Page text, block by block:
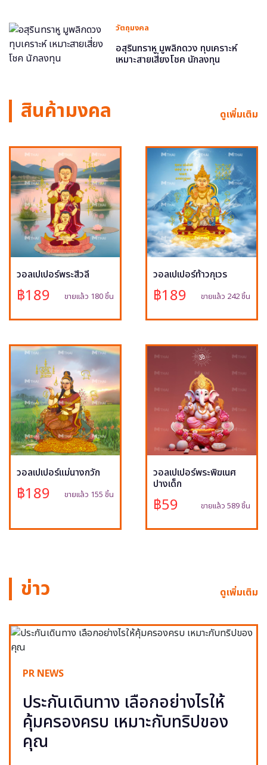
วัตถุมงคล
อสุรินทราหู มูพลิกดวง ทุบเคราะห์
เหมาะสายเสี่ยงโชค นักลงทุน
สินค้ามงคล ดูเพิ่มเติม
วอลเปเปอร์พระสีวลี
฿189 ขายแล้ว 180 ชิ้น
วอลเปเปอร์ท้าวกุเวร
฿189 ขายแล้ว 242 ชิ้น
วอลเปเปอร์แม่นางกวัก
฿189 ขายแล้ว 155 ชิ้น
วอลเปเปอร์พระพิฆเนศ
ปางเด็ก
฿59 ขายแล้ว 589 ชิ้น
ข่าว ดูเพิ่มเติม
PR NEWS
ประกันเดินทาง เลือกอย่างไรให้
คุ้มครองครบ เหมาะกับทริปของ
คุณ